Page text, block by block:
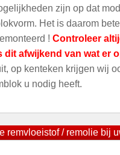
zijn op dat
Het is daarom
! Controleer
afwijkend van wat er
op kenteken krijgen wij
u nodig heeft.
remvloeistof / remolie bij